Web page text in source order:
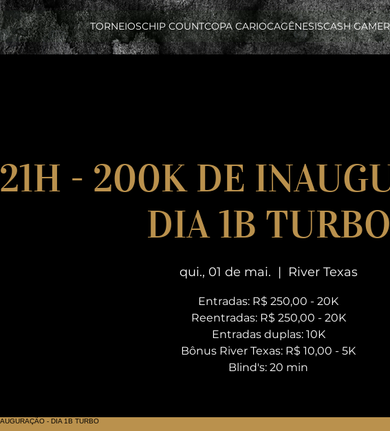
TORNEIOSCHIP COUNTCOPA CARIOCAGÊNESISCASH GAME
21H - 200K DE
DIA 1B TURBO
qui., 01 de mai.
  |
River Texas
Entradas: R$ 250,00 - 20K
Reentradas: R$ 250,00 - 20K
Entradas duplas: 10K
Bônus River Texas: R$ 10,00 - 5K
Blind's: 20 min